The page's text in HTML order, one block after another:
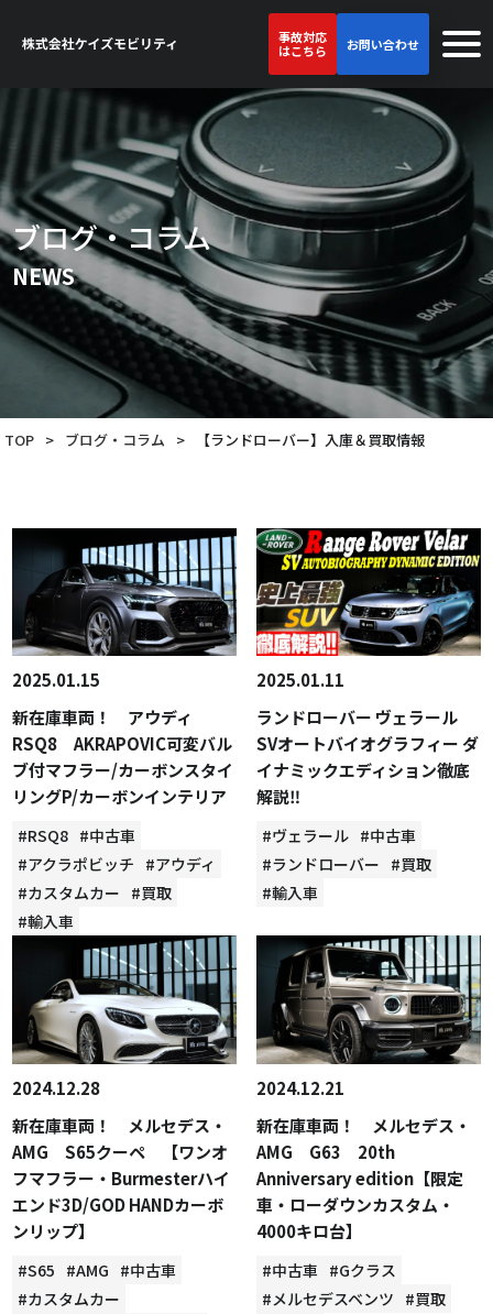
事故対応
はこちら
お問い合わせ
ブログ・コラム
NEWS
TOP > ブログ・コラム > 【ランドローバー】入庫＆買取情報
2025.01.15
新在庫車両！ アウディ
RSQ8 AKRAPOVIC可変バル
ブ付マフラー/カーボンスタイ
リングP/カーボンインテリア
#RSQ8 #中古車
#アクラポビッチ #アウディ
#カスタムカー #買取
#輸入車
2025.01.11
ランドローバー ヴェラール
SVオートバイオグラフィー ダ
イナミックエディション徹底
解説‼
#ヴェラール #中古車
#ランドローバー #買取
#輸入車
2024.12.28
新在庫車両！ メルセデス・
AMG S65クーペ 【ワンオ
フマフラー・Burmesterハイ
エンド3D/GOD HANDカーボ
ンリップ】
#S65 #AMG #中古車
#カスタムカー
2024.12.21
新在庫車両！ メルセデス・
AMG G63 20th
Anniversary edition【限定
車・ローダウンカスタム・
4000キロ台】
#中古車 #Gクラス
#メルセデスベンツ #買取